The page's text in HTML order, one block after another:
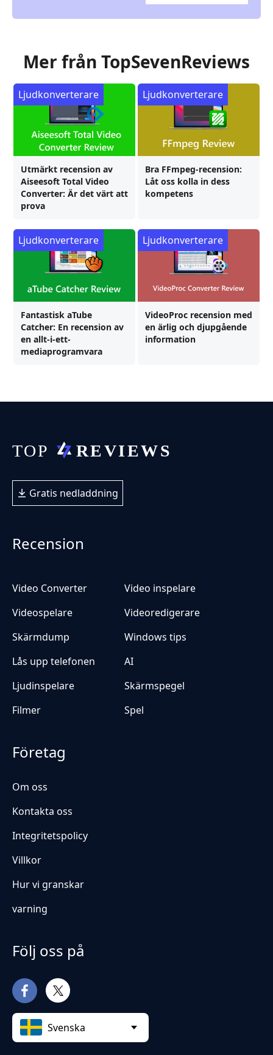
Mer från TopSevenReviews
Utmärkt recension av
Aiseesoft Total Video
Converter: Är det värt att
prova
Ljudkonverterare
Bra FFmpeg-recension:
Låt oss kolla in dess
kompetens
Ljudkonverterare
Fantastisk aTube
Catcher: En recension av
en allt-i-ett-
mediaprogramvara
Ljudkonverterare
VideoProc recension med
en ärlig och djupgående
information
Ljudkonverterare
Gratis nedladdning
Recension
Video Converter
Video inspelare
Videospelare
Videoredigerare
Skärmdump
Windows tips
Lås upp telefonen
AI
Ljudinspelare
Skärmspegel
Filmer
Spel
Företag
Om oss
Kontakta oss
Integritetspolicy
Villkor
Hur vi granskar
varning
Följ oss på
Svenska